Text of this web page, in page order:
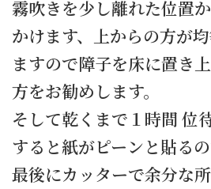
霧吹きを少し離れた位置
かけます、上からの方が
ますので障子を床に置き
方をお勧めします。
そして乾くまで１時間 位
すると紙がピーンと貼るの
最後にカッターで余分な